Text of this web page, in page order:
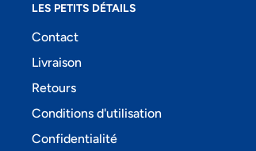
LES PETITS DÉTAILS
Contact
Livraison
Retours
Conditions d'utilisation
Confidentialité